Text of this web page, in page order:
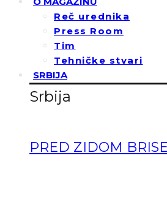
Reč urednika
Press Room
Tim
Tehničke stvari
SRBIJA
Srbija
PRED ZIDOM